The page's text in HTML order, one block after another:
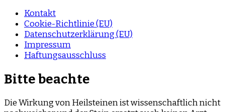
Kontakt
Cookie-Richtlinie (EU)
Datenschutzerklärung (EU)
Impressum
Haftungsausschluss
Bitte beachte
Die Wirkung von Heilsteinen ist wissenschaftlich nicht